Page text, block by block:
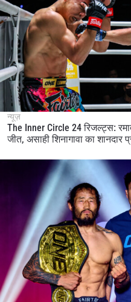
न्यूज़
The Inner Circle 24 रिजल्ट्स:
जीत, असाही शिनागावा का शानदार